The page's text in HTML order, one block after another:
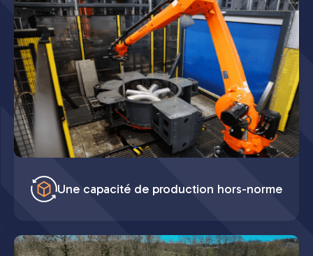
Une capacité de production hors-norme